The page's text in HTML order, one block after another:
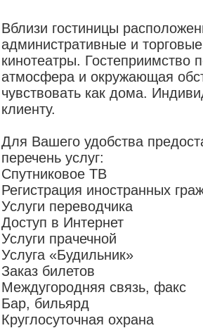
Вблизи гостиницы
административные и
кинотеатры. Гостеприимство
атмосфера и окружающая
чувствовать как дома.
клиенту.
Для Вашего удобства
перечень услуг:
Спутниковое ТВ
Регистрация иностранных
Услуги переводчика
Доступ в Интернет
Услуги прачечной
Услуга «Будильник»
Заказ билетов
Междугородняя связь, факс
Бар, бильярд
Круглосуточная охрана